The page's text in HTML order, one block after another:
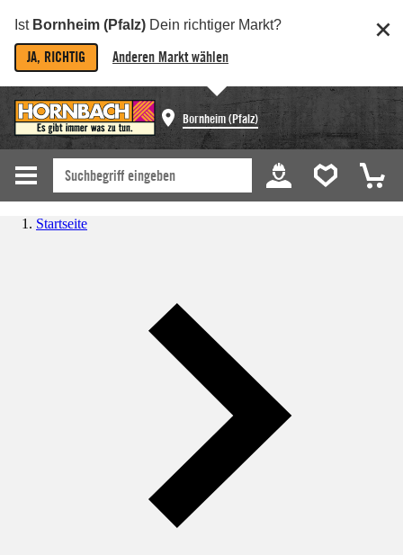
Ist Bornheim (Pfalz) Dein richtiger Markt?
JA, RICHTIG Anderen Markt wählen
Bornheim (Pfalz)
Startseite